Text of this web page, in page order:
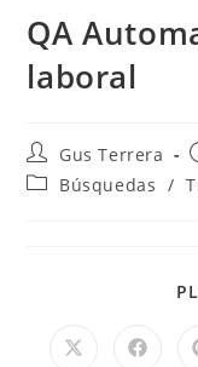
QA
laboral
Gus Terrera
Búsquedas /